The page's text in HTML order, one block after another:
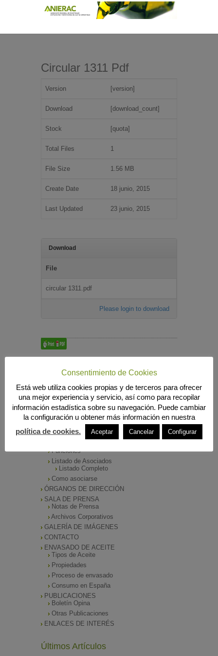
Circular 1311 Pdf
Version [version]
Download [download_count]
Stock [quota]
Total Files 1
File Size 1.56 MB
Create Date 18 junio, 2015
Last Updated 23 junio, 2015
Download
File
circular 1311.pdf
Please login to download
MENÚ PRINCIPAL
INICIO
ANIERAC
Presentación
Funciones
Listado de Asociados
Listado Completo
Como asociarse
ÓRGANOS DE DIRECCIÓN
SALA DE PRENSA
Notas de Prensa
Archivos Corporativos
GALERÍA DE IMÁGENES
CONTACTO
ENVASADO DE ACEITE
Tipos de Aceite
Propiedades
Proceso de envasado
Consumo en España
PUBLICACIONES
Boletín Opina
Otras Publicaciones
ENLACES DE INTERÉS
Últimos Artículos
Consentimiento de Cookies
Está web utiliza cookies propias y de terceros para ofrecer
una mejor experiencia y servicio, así como para recopilar
información estadística sobre su navegación. Puede cambiar
la configuración u obtener más información en nuestra
política de cookies.
Aceptar Cancelar Configurar